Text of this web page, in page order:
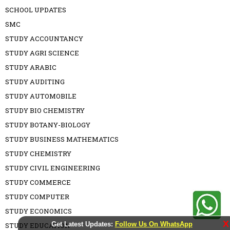
Get Latest Updates: Follow Us On WhatsApp X
SCHOOL UPDATES
SMC
STUDY ACCOUNTANCY
STUDY AGRI SCIENCE
STUDY ARABIC
STUDY AUDITING
STUDY AUTOMOBILE
STUDY BIO CHEMISTRY
STUDY BOTANY-BIOLOGY
STUDY BUSINESS MATHEMATICS
STUDY CHEMISTRY
STUDY CIVIL ENGINEERING
STUDY COMMERCE
STUDY COMPUTER
STUDY ECONOMICS
STUDY EDUCATION